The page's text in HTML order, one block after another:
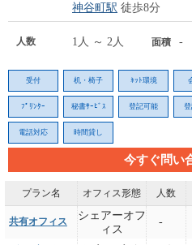
神谷町駅 徒歩8分
人数 1人 ～ 2人 面積 -
受付 机・椅子 ﾈｯﾄ環境
ﾌﾟﾘﾝﾀｰ 秘書ｻｰﾋﾞｽ 登記可能
電話対応 時間貸し
今すぐ問い
プラン名 オフィス形態 人数
共有オフィス
シェアーオフ
ィス
-